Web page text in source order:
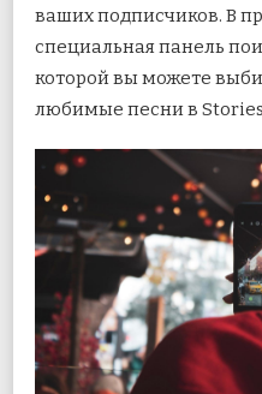
ваших подписчиков. В
специальная панель
которой вы можете
любимые песни в